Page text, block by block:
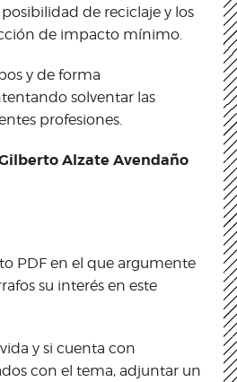
de reciclaje y los
de impacto mínimo.
y de forma
solventar las
profesiones.
Alzate Avendaño
PDF en el que argumente
su interés en este
y si cuenta con
con el tema, adjuntar un